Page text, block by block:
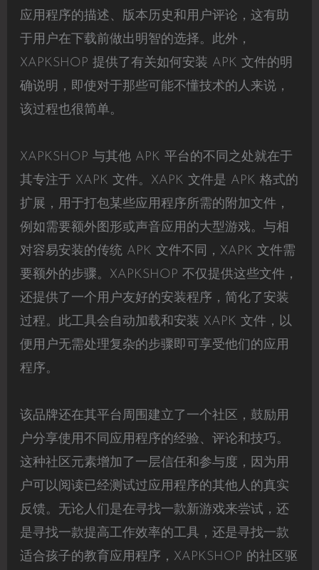
应用程序的描述、版本历史和用户评论，这有助
于用户在下载前做出明智的选择。此外，
XAPKSHOP 提供了有关如何安装 APK 文件的明
确说明，即使对于那些可能不懂技术的人来说，
该过程也很简单。
XAPKSHOP 与其他 APK 平台的不同之处就在于
其专注于 XAPK 文件。XAPK 文件是 APK 格式的
扩展，用于打包某些应用程序所需的附加文件，
例如需要额外图形或声音应用的大型游戏。与相
对容易安装的传统 APK 文件不同，XAPK 文件需
要额外的步骤。XAPKSHOP 不仅提供这些文件，
还提供了一个用户友好的安装程序，简化了安装
过程。此工具会自动加载和安装 XAPK 文件，以
便用户无需处理复杂的步骤即可享受他们的应用
程序。
该品牌还在其平台周围建立了一个社区，鼓励用
户分享使用不同应用程序的经验、评论和技巧。
这种社区元素增加了一层信任和参与度，因为用
户可以阅读已经测试过应用程序的其他人的真实
反馈。无论人们是在寻找一款新游戏来尝试，还
是寻找一款提高工作效率的工具，还是寻找一款
适合孩子的教育应用程序，XAPKSHOP 的社区驱